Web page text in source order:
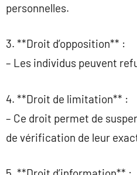
personnelles.
3. **Droit d’opposition** :
– Les individus peuvent
4. **Droit de limitation** :
– Ce droit permet de
de vérification de leur